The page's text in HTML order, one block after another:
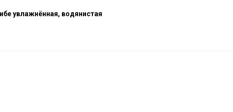
увлажнённая, водянистая